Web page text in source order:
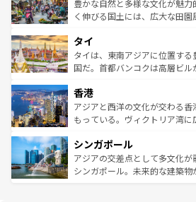
照してほしい。
できる。そして、キムチや焼
まで、さまざまな韓国料理が
リティに包まれながら、韓国の
わってみてほしい
覧を参照してほしい。
豊かな自然と多様な文化が魅
く伸びる国土には、広大な田
急速な発展と共に伝統が息づく
ーチミン市のフランス統治時代
醸し出している。また、バラ
とつ。フォーやバインミー、ベ
ひ現地で味わいたい。どの地
が旅行者を迎えてくれるので
参照してほしい。
タイ
タイは、東南アジアに位置する
国だ。首都バンコクは高層ビ
の活気が交差している。北部で
帯で自然と触れ合い、南部で
いビーチでリゾート気分を楽
激する。気候は一年中温暖で、
が待っている。親しみやすい
た文化、そして多様な観光資
香港
アジアと西洋の文化が交わる
もっている。ヴィクトリア湾
み、どこを訪れても感動するは
ており、効率よく見どころを
うな絶景から文化的な体験ま
シンガポール
アジアの交差点として多文化
シンガポール。未来的な建築